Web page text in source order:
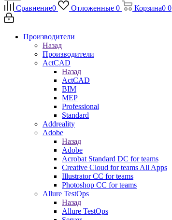
Сравнение0 Отложенные 0 Корзина0 0
Производители
Назад
Производители
ActCAD
Назад
ActCAD
BIM
MEP
Professional
Standard
Addreality
Adobe
Назад
Adobe
Acrobat Standard DC for teams
Creative Cloud for teams All Apps
Illustrator CC for teams
Photoshop CC for teams
Allure TestOps
Назад
Allure TestOps